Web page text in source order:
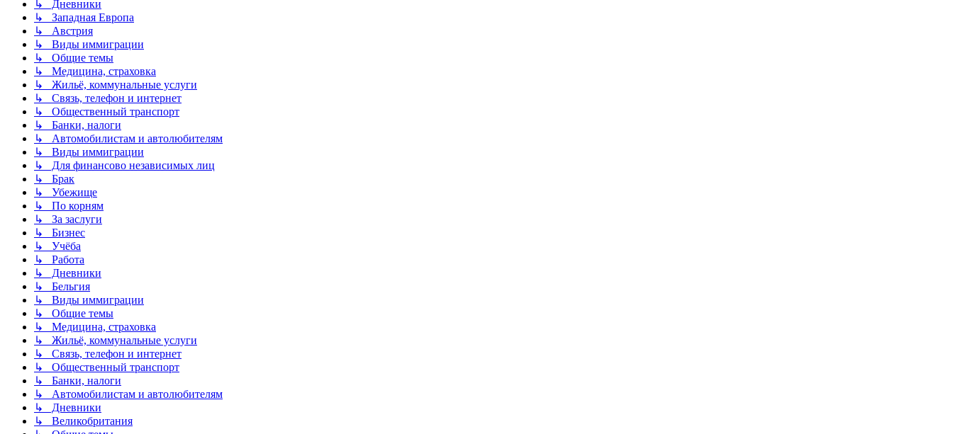
↳ Дневники
↳ Западная Европа
↳ Австрия
↳ Виды иммиграции
↳ Общие темы
↳ Медицина, страховка
↳ Жильё, коммунальные услуги
↳ Связь, телефон и интернет
↳ Общественный транспорт
↳ Банки, налоги
↳ Автомобилистам и автолюбителям
↳ Виды иммиграции
↳ Для финансово независимых лиц
↳ Брак
↳ Убежище
↳ По корням
↳ За заслуги
↳ Бизнес
↳ Учёба
↳ Работа
↳ Дневники
↳ Бельгия
↳ Виды иммиграции
↳ Общие темы
↳ Медицина, страховка
↳ Жильё, коммунальные услуги
↳ Связь, телефон и интернет
↳ Общественный транспорт
↳ Банки, налоги
↳ Автомобилистам и автолюбителям
↳ Дневники
↳ Великобритания